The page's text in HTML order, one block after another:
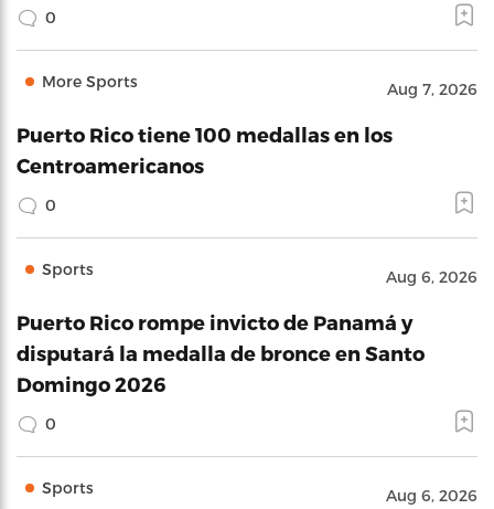
0
More Sports Aug 7, 2026
Puerto Rico tiene 100 medallas en los
Centroamericanos
0
Sports Aug 6, 2026
Puerto Rico rompe invicto de Panamá y
disputará la medalla de bronce en Santo
Domingo 2026
0
Sports Aug 6, 2026